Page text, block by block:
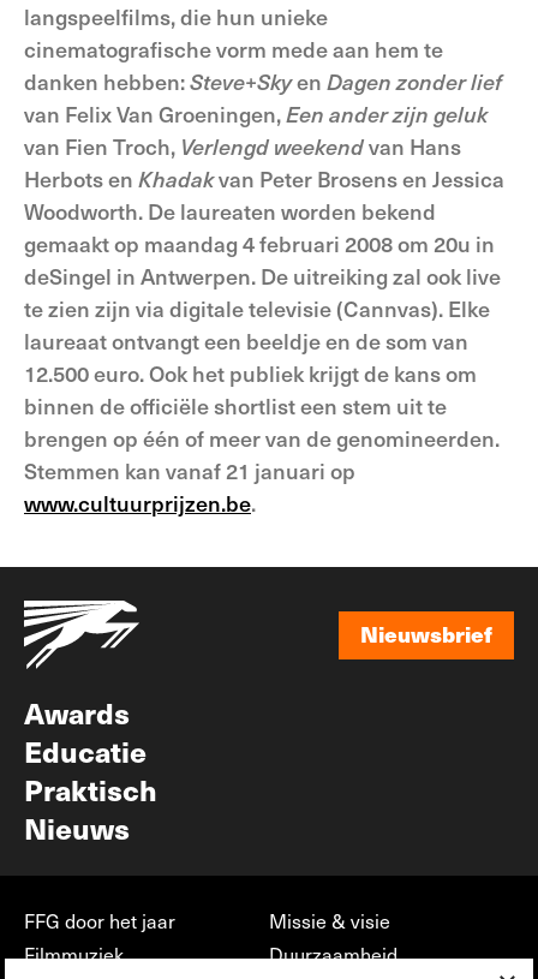
langspeelfilms, die hun unieke
cinematografische vorm mede aan hem te
danken hebben:Steve+Skyen Dagen zonder lief
van Felix Van Groeningen,Een ander zijn geluk
van Fien Troch, Verlengd weekendvan Hans
Herbots en Khadakvan Peter Brosens en Jessica
Woodworth. De laureaten worden bekend
gemaakt op maandag 4 februari 2008 om 20u in
deSingel in Antwerpen. De uitreiking zal ook live
te zien zijn via digitale televisie (Cannvas). Elke
laureaat ontvangt een beeldje en de som van
12.500 euro. Ook het publiek krijgt de kans om
binnen de officiële shortlist een stem uit te
brengen op één of meer van de genomineerden.
Stemmen kan vanaf 21 januari op
www.cultuurprijzen.be.
Nieuwsbrief
Awards
Educatie
Praktisch
Nieuws
FFG door het jaar
Filmmuziek
Missie & visie
Duurzaamheid